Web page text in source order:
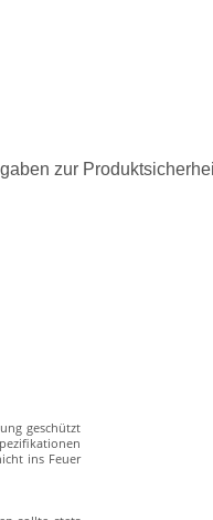
zur
geschützt
ins Feuer